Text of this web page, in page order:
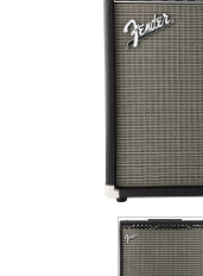
Sintetizadores
Grabación
Auriculares
Micros